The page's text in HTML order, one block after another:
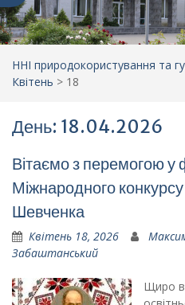
ННІ природокористування та
Квітень > 18
День: 18.04.2026
Вітаємо з перемогою у
Міжнародного конкурсу
Шевченка
Квітень 18, 2026
Забаштанський
Щиро